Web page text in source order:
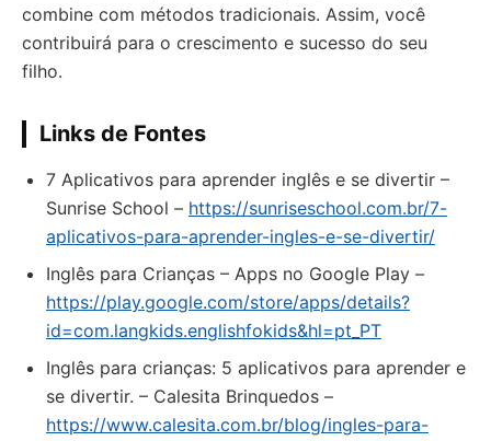
combine com métodos tradicionais. Assim, você
contribuirá para o crescimento e sucesso do seu
filho.
Links de Fontes
7 Aplicativos para aprender inglês e se divertir –
Sunrise School – https://sunriseschool.com.br/7-
aplicativos-para-aprender-ingles-e-se-divertir/
Inglês para Crianças – Apps no Google Play –
https://play.google.com/store/apps/details?
id=com.langkids.englishfokids&hl=pt_PT
Inglês para crianças: 5 aplicativos para aprender e
se divertir. – Calesita Brinquedos –
https://www.calesita.com.br/blog/ingles-para-